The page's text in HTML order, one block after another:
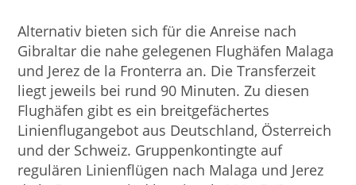
Alternativ bieten sich für die Anreise nach
Gibraltar die nahe gelegenen Flughäfen Malaga
und Jerez de la Fronterra an. Die Transferzeit
liegt jeweils bei rund 90 Minuten. Zu diesen
Flughäfen gibt es ein breitgefächertes
Linienflugangebot aus Deutschland, Österreich
und der Schweiz. Gruppenkontingte auf
regulären Linienflügen nach Malaga und Jerez